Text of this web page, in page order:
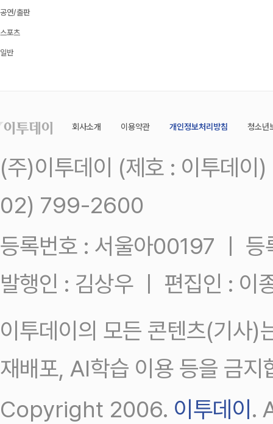
공연/출판
스포츠
일반
회사소개 이용약관 개인정보처리방침 청소년
(주)이투데이 (제호 : 이투데
02) 799-2600
등록번호 : 서울아00197 ㅣ
발행인 : 김상우 ㅣ 편집인 : 이
이투데이의 모든 콘텐츠(기사)
재배포, AI학습 이용 등을 금지
Copyright 2006. 이투데이 .